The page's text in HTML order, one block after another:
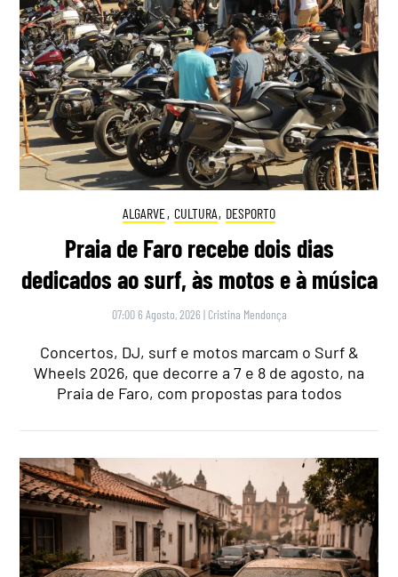
ALGARVE, CULTURA, DESPORTO
Praia de Faro recebe dois dias
dedicados ao surf, às motos e à música
07:00 6 Agosto, 2026 | Cristina Mendonça
Concertos, DJ, surf e motos marcam o Surf &
Wheels 2026, que decorre a 7 e 8 de agosto, na
Praia de Faro, com propostas para todos